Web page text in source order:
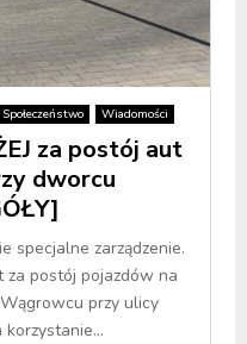
Społeczeństwo Wiadomości
za postój aut
dworcu
specjalne zarządzenie.
za postój pojazdów na
przy ulicy